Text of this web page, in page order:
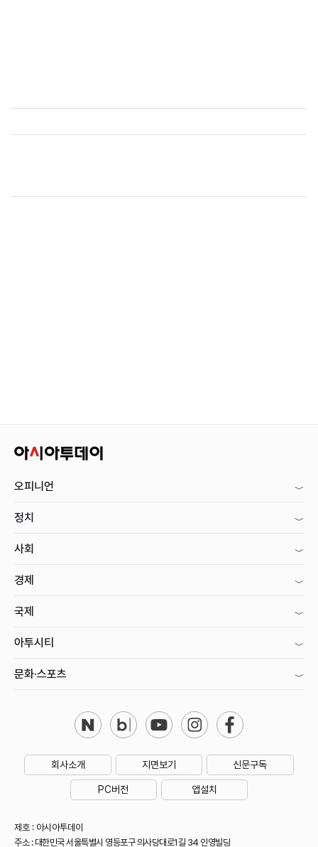
오피니언
정치
사회
경제
국제
아투시티
문화·스포츠
회사소개 지면보기 신문구독
PC버전 앱설치
제호 : 아시아투데이
주소 : 대한민국 서울특별시 영등포구 의사당대로1길 34 인영빌딩